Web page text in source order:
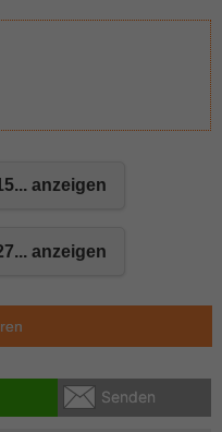
anzeigen
anzeigen
Senden